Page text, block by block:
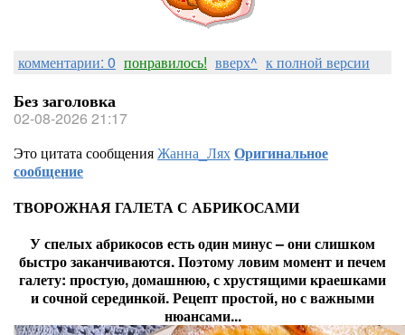
комментарии: 0 понравилось! вверх^ к полной версии
Без заголовка
02-08-2026 21:17
Это цитата сообщенияЖанна_ЛяхОригинальное
сообщение
ТВОРОЖНАЯ ГАЛЕТА С АБРИКОСАМИ
У спелых абрикосов есть один минус – они слишком
быстро заканчиваются. Поэтому ловим момент и печем
галету: простую, домашнюю, с хрустящими краешками
и сочной серединкой. Рецепт простой, но с важными
нюансами...